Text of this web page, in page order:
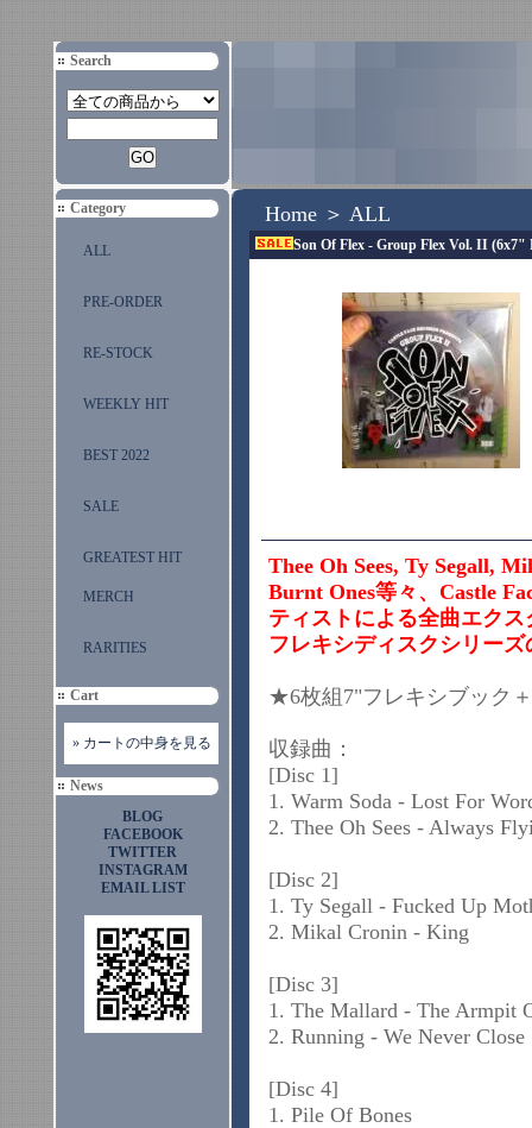
Search
Category
ALL
PRE-ORDER
RE-STOCK
WEEKLY HIT
BEST 2022
SALE
GREATEST HIT
MERCH
RARITIES
Cart
» カートの中身を見る
News
BLOG
FACEBOOK
TWITTER
INSTAGRAM
EMAIL LIST
Home ＞ ALL
Son Of Flex - Group Flex Vol. II (6x7"
Thee Oh Sees, Ty Segall,
Burnt Ones等々、Castle
ティストによる全曲エク
フレキシディスクシリーズ
★6枚組7"フレキシブッ
収録曲：
[Disc 1]
1. Warm Soda - Lost For
2. Thee Oh Sees - Always
[Disc 2]
1. Ty Segall - Fucked Up
2. Mikal Cronin - King
[Disc 3]
1. The Mallard - The Armpit
2. Running - We Never Close
[Disc 4]
1. Pile Of Bones